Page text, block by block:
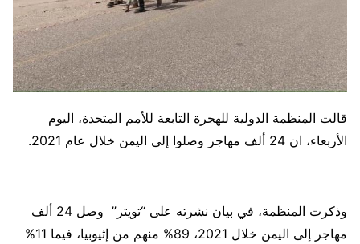
قالت المنظمة الدولية للهجرة التابعة للأمم المتحدة، اليوم
الأربعاء، ان 24 ألف مهاجر وصلوا إلى اليمن خلال عام 2021.
وذكرت المنظمة، في بيان نشرته على “تويتر” وصل 24 ألف
مهاجر إلى اليمن خلال 2021، 89% منهم من إثيوبيا، فيما 11%